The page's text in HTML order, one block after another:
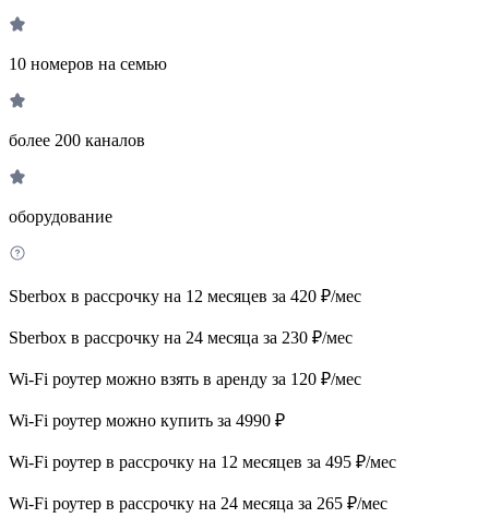
10 номеров на семью
более 200 каналов
оборудование
Sberbox в рассрочку на 12 месяцев за 420 ₽/мес
Sberbox в рассрочку на 24 месяца за 230 ₽/мес
Wi-Fi роутер можно взять в аренду за 120 ₽/мес
Wi-Fi роутер можно купить за 4990 ₽
Wi-Fi роутер в рассрочку на 12 месяцев за 495 ₽/мес
Wi-Fi роутер в рассрочку на 24 месяца за 265 ₽/мес